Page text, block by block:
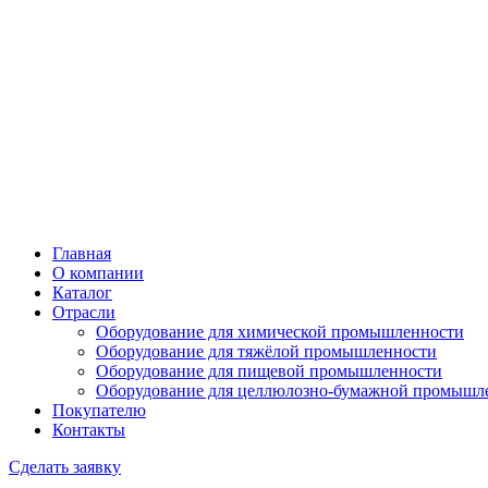
Главная
О компании
Каталог
Отрасли
Оборудование для химической промышленности
Оборудование для тяжёлой промышленности
Оборудование для пищевой промышленности
Оборудование для целлюлозно-бумажной
Покупателю
Контакты
Сделать заявку